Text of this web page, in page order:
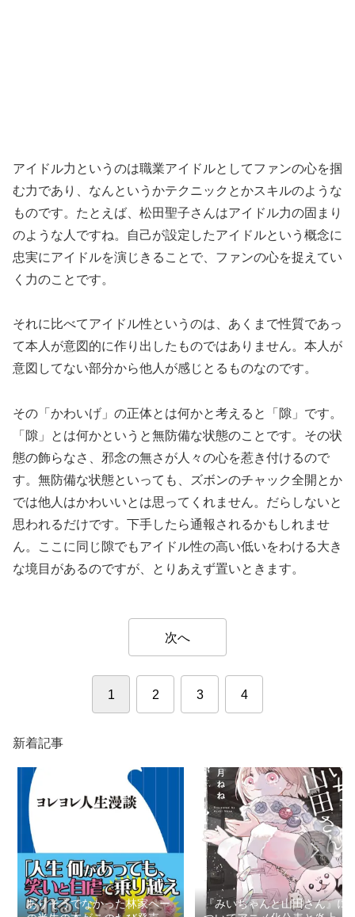
アイドル力というのは職業アイドルとしてファンの心を掴
む力であり、なんというかテクニックとかスキルのような
ものです。たとえば、松田聖子さんはアイドル力の固まり
のような人ですね。自己が設定したアイドルという概念に
忠実にアイドルを演じきることで、ファンの心を捉えてい
く力のことです。
それに比べてアイドル性というのは、あくまで性質であっ
て本人が意図的に作り出したものではありません。本人が
意図してない部分から他人が感じとるものなのです。
その「かわいげ」の正体とは何かと考えると「隙」です。
「隙」とは何かというと無防備な状態のことです。その状
態の飾らなさ、邪念の無さが人々の心を惹き付けるので
す。無防備な状態といっても、ズボンのチャック全開とか
では他人はかわいいとは思ってくれません。だらしないと
思われるだけです。下手したら通報されるかもしれませ
ん。ここに同じ隙でもアイドル性の高い低いをわける大き
な境目があるのですが、とりあえず置いときます。
次へ
1 2 3 4
新着記事
ありそうでなかった林家ペー
『みいちゃんと山田さん』に